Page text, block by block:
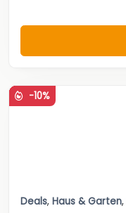
-10%
Deals, Haus & Garten,